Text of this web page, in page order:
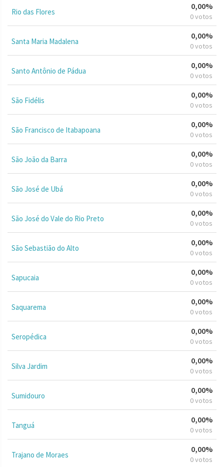
Rio das Flores
0,00%
0 votos
Santa Maria Madalena
0,00%
0 votos
Santo Antônio de Pádua
0,00%
0 votos
São Fidélis
0,00%
0 votos
São Francisco de Itabapoana
0,00%
0 votos
São João da Barra
0,00%
0 votos
São José de Ubá
0,00%
0 votos
São José do Vale do Rio Preto
0,00%
0 votos
São Sebastião do Alto
0,00%
0 votos
Sapucaia
0,00%
0 votos
Saquarema
0,00%
0 votos
Seropédica
0,00%
0 votos
Silva Jardim
0,00%
0 votos
Sumidouro
0,00%
0 votos
Tanguá
0,00%
0 votos
Trajano de Moraes
0,00%
0 votos